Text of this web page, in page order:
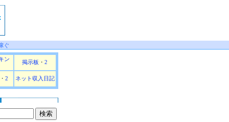
ぐ
ン
掲示板 ・ 2
・ 2 ネット収入日記